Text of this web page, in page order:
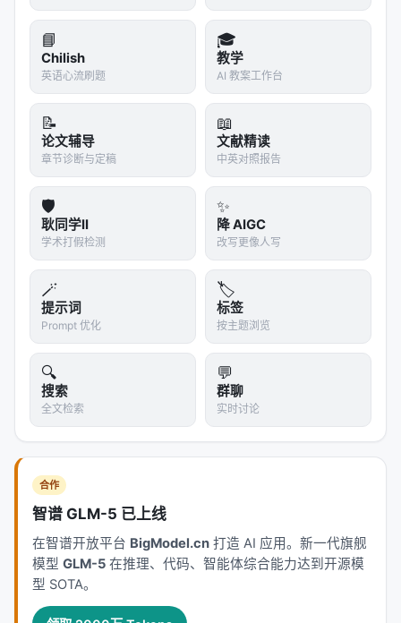
梯队 语言 平均
第一梯队
第一梯队 Java ~44%
第一梯队
C#、Ruby、PHP ~33-39%
第二梯队 Go、Rust、Kotlin
第二梯队 JavaScript、TypeScript
第三梯队
Python 的平均通过率比其他语言高 10-20 个百分
点。
这不是因为 Python 的题目更简单（同一套题
库），而是因为模型在训练时被 Python 数据"灌"得最
多。
3.3 Python 过拟合：散点图不会撒谎
Figure 3 的散点图展示了每个模型的 Python Pass@1
vs 跨语言平均 Pass@1。几乎所有点都在 x=y 对角线
上方——
Python 表现系统性高估真实跨语言能力
最夸张的是 OpenReasoning-Nemotron-32B 和
OpenCodeReasoning-Nemotron-1.1-32B：
Python 上 64%+，其他语言平均不到 30%
📘
Chilish
英语心流刷题
🎓
教学
AI 教案工作台
📝
论文辅导
章节诊断与定稿
📖
文献精读
中英对照报告
🛡️
耿同学II
学术打假检测
✨
降 AIGC
改写更像人写
🪄
提示词
Prompt 优化
🏷️
标签
按主题浏览
🔍
搜索
全文检索
💬
群聊
实时讨论
合作
智谱 GLM-5 已上线
在智谱开放平台 BigModel.cn 打造 AI 应用。新一代旗舰
模型 GLM-5 在推理、代码、智能体综合能力达到开源模
型 SOTA。